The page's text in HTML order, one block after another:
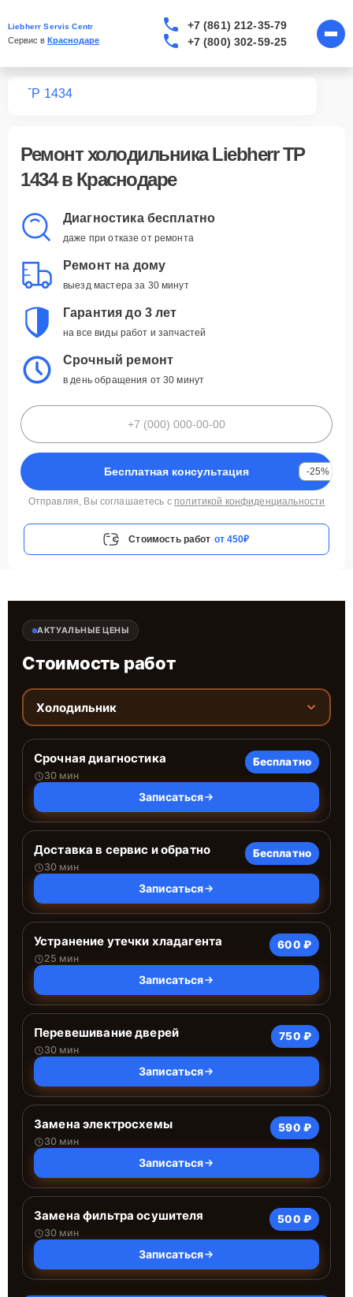
Liebherr Servis Centr
Сервис в Краснодаре
+7 (861) 212-35-79
+7 (800) 302-59-25
TP 1434
Ремонтхолодильника Liebherr TP
1434в Краснодаре
Диагностика бесплатно
даже при отказе от ремонта
Ремонт на дому
выезд мастера за 30 минут
Гарантия до 3 лет
на все виды работ и запчастей
Срочный ремонт
в день обращения от 30 минут
Бесплатная консультация -25%
Отправляя, Вы соглашаетесь с политикой конфиденциальности
Стоимость работ от 450₽
АКТУАЛЬНЫЕ ЦЕНЫ
Стоимость работ
Холодильник
Срочная диагностика
30 мин
Бесплатно
Записаться
Доставка в сервис и обратно
30 мин
Бесплатно
Записаться
Устранение утечки хладагента
25 мин
600 ₽
Записаться
Перевешивание дверей
30 мин
750 ₽
Записаться
Замена электросхемы
30 мин
590 ₽
Записаться
Замена фильтра осушителя
30 мин
500 ₽
Записаться